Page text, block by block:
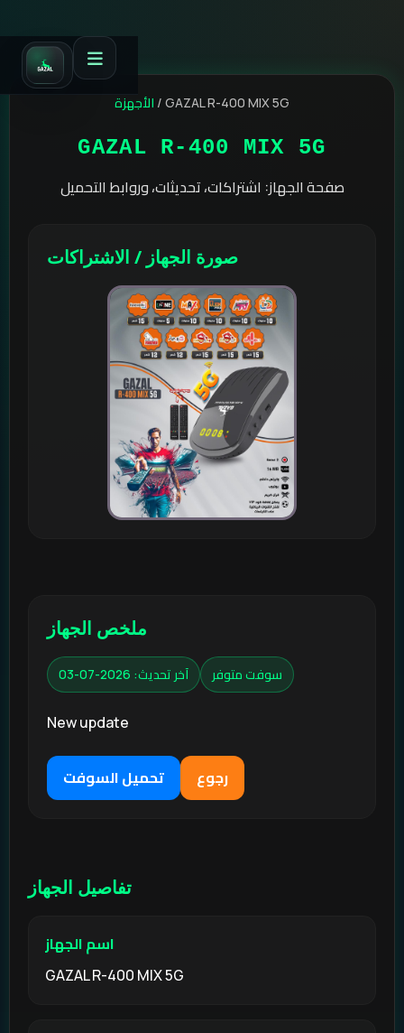
الأجهزة / GAZAL R-400 MIX 5G
GAZAL R-400 MIX 5G
صفحة الجهاز: اشتراكات، تحديثات، وروابط التحميل
صورة الجهاز / الاشتراكات
ملخص الجهاز
آخر تحديث: 2026-07-03 سوفت متوفر
New update
تحميل السوفت رجوع
تفاصيل الجهاز
اسم الجهاز
GAZAL R-400 MIX 5G